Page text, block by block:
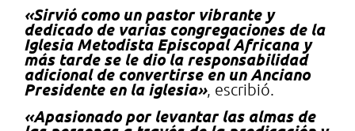
«Sirvió como un pastor vibrante y
dedicado de varias congregaciones de la
Iglesia Metodista Episcopal Africana y
más tarde se le dio la responsabilidad
adicional de convertirse en un Anciano
Presidente en la iglesia», escribió.
«Apasionado por levantar las almas de